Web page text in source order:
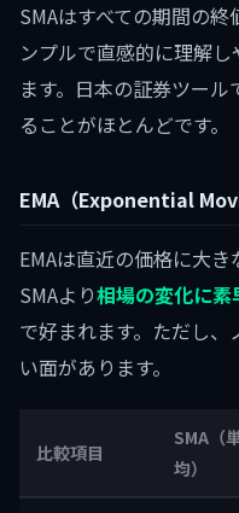
SMAはすべての期間の
ンプルで直感的に理解
ます。日本の証券ツー
ることがほとんどです。
EMA（Exponential
EMAは直近の価格に大き
SMAより相場の変化に素
で好まれます。ただし
い面があります。
比較項目
SMA（
均）